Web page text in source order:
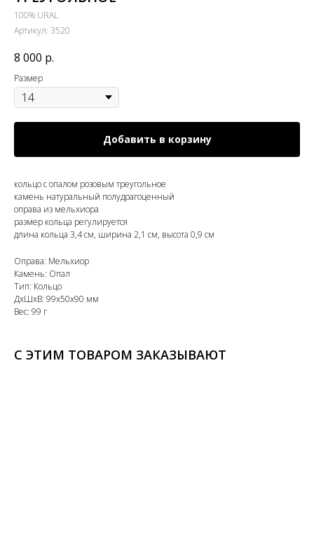
100% URAL
Артикул: 3520
8 000 р.
Размер
Добавить в корзину
кольцо с опалом розовым треугольное
камень натуральный полудрагоценный
оправа из мельхиора
размер кольца регулируется
длина кольца 3,4 см, ширина 2,1 см, высота 0,9 см
Оправа: Мельхиор
Камень: Опал
Тип: Кольцо
ДxШxВ: 99x50x90 мм
Вес: 99 г
С ЭТИМ ТОВАРОМ ЗАКАЗЫВАЮТ